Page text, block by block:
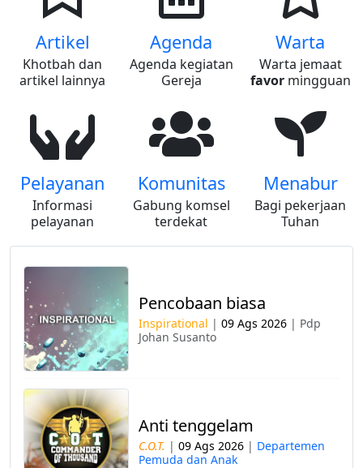
Artikel
Khotbah dan
artikel lainnya
Agenda
Agenda kegiatan
Gereja
Warta
Warta jemaat
favormingguan
Pelayanan
Informasi
pelayanan
Komunitas
Gabung komsel
terdekat
Menabur
Bagi pekerjaan
Tuhan
Pencobaan biasa
Inspirational | 09 Ags 2026| Pdp
Johan Susanto
Anti tenggelam
C.O.T. | 09 Ags 2026| Departemen
Pemuda dan Anak